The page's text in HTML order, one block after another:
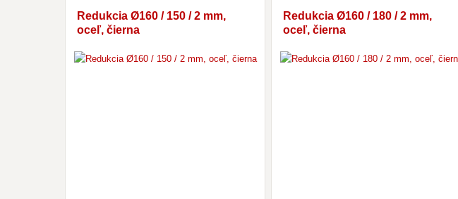
Redukcia Ø160 / 150 / 2 mm,
oceľ, čierna
Redukcia Ø160 / 180 / 2 mm,
oceľ, čierna